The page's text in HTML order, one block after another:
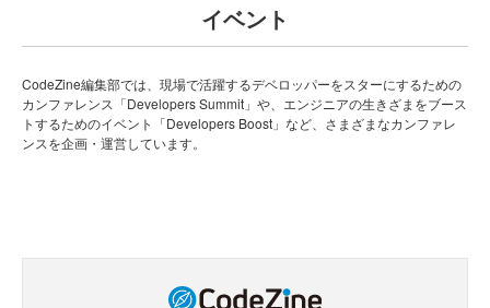
イベント
CodeZine編集部では、現場で活躍するデベロッパーをスターにするための
カンファレンス「Developers Summit」や、エンジニアの生きざまをブース
トするためのイベント「Developers Boost」など、さまざまなカンファレ
ンスを企画・運営しています。